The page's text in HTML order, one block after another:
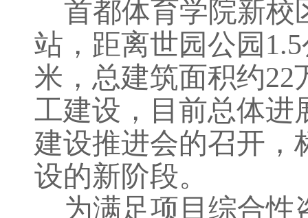
首都体育学院新校
站，距离世园公园
米，总建筑面积约22
工建设， 目前总体进
建设推进会的召开，
设的新阶段。
为满足项目综合性